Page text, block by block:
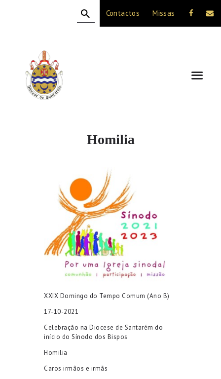
Contactos Missas
Homilia
A DIOCESE
CELEBRAÇÃO
VIDA CRISTÃ
NOTÍCIAS
XXIX Domingo do Tempo Comum (Ano B)
17-10-2021
Celebração na Diocese de Santarém do
início do Sínodo dos Bispos
Homilia
Caros irmãos e irmãs